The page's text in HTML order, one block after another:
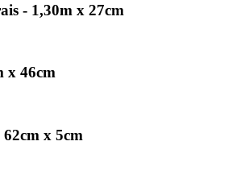
- 1,30m x 27cm
x 46cm
x 5cm